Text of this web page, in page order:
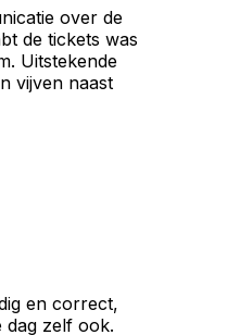
over de
de tickets was
Uitstekende
vijven naast
en correct,
dag zelf ook.